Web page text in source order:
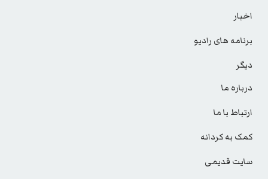
اخبار
برنامه های رادیو
دیگر
درباره ما
ارتباط با ما
کمک به کردانه
سایت قدیمی